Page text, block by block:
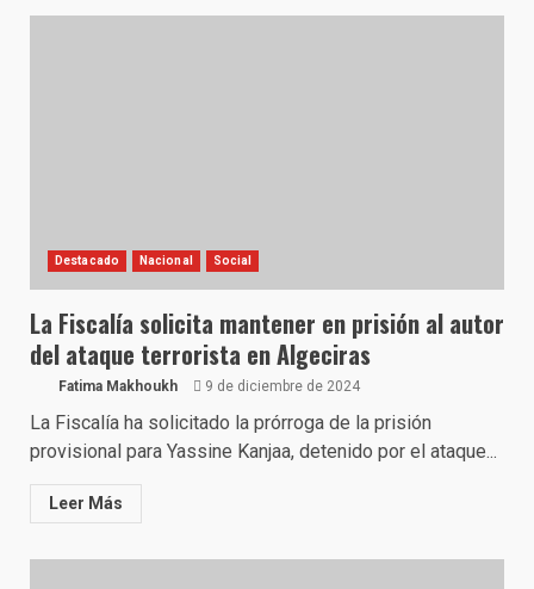
Destacado Nacional Social
La Fiscalía solicita mantener en prisión al autor
del ataque terrorista en Algeciras
Fatima Makhoukh 9 de diciembre de 2024
La Fiscalía ha solicitado la prórroga de la prisión
provisional para Yassine Kanjaa, detenido por el ataque...
Leer Más